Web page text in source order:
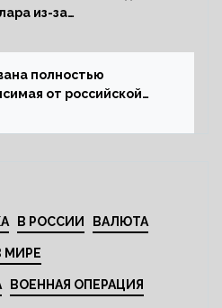
из-за
полностью
от российской
В РОССИИ ВАЛЮТА
МИРЕ
ВОЕННАЯ ОПЕРАЦИЯ